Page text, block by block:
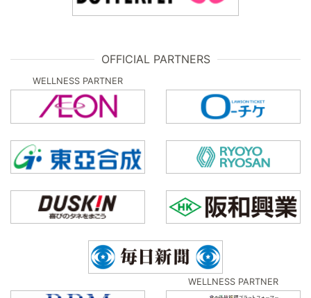
OFFICIAL PARTNERS
WELLNESS PARTNER
WELLNESS PARTNER